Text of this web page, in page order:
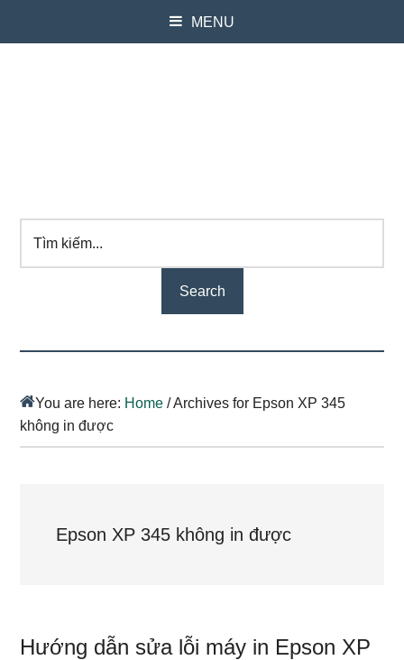
MENU
kiếm...
You are here: Home /Archives for Epson XP 345
không in được
Epson XP 345 không in được
Hướng dẫn sửa lỗi máy in Epson XP